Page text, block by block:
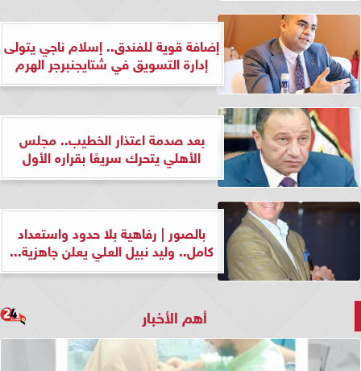
إضافة قوية للفندق.. إسلام ناجي يتولى
إدارة التسويق في شتايجنبرجر الهرم
بعد صدمة اعتذار الخطيب.. مجلس
الأهلي يتحرك سريعًا بقراره الأول
بالصور | رفاهية بلا حدود واستعداد
كامل.. وليد نبيل العلي يعلن جاهزية...
أهم الأخبار